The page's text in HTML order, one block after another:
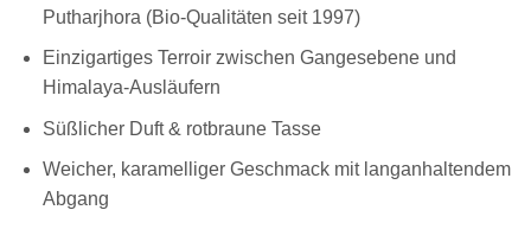
Putharjhora (Bio-Qualitäten seit 1997)
Einzigartiges Terroir zwischen Gangesebene und
Himalaya-Ausläufern
Süßlicher Duft & rotbraune Tasse
Weicher, karamelliger Geschmack mit langanhaltendem
Abgang